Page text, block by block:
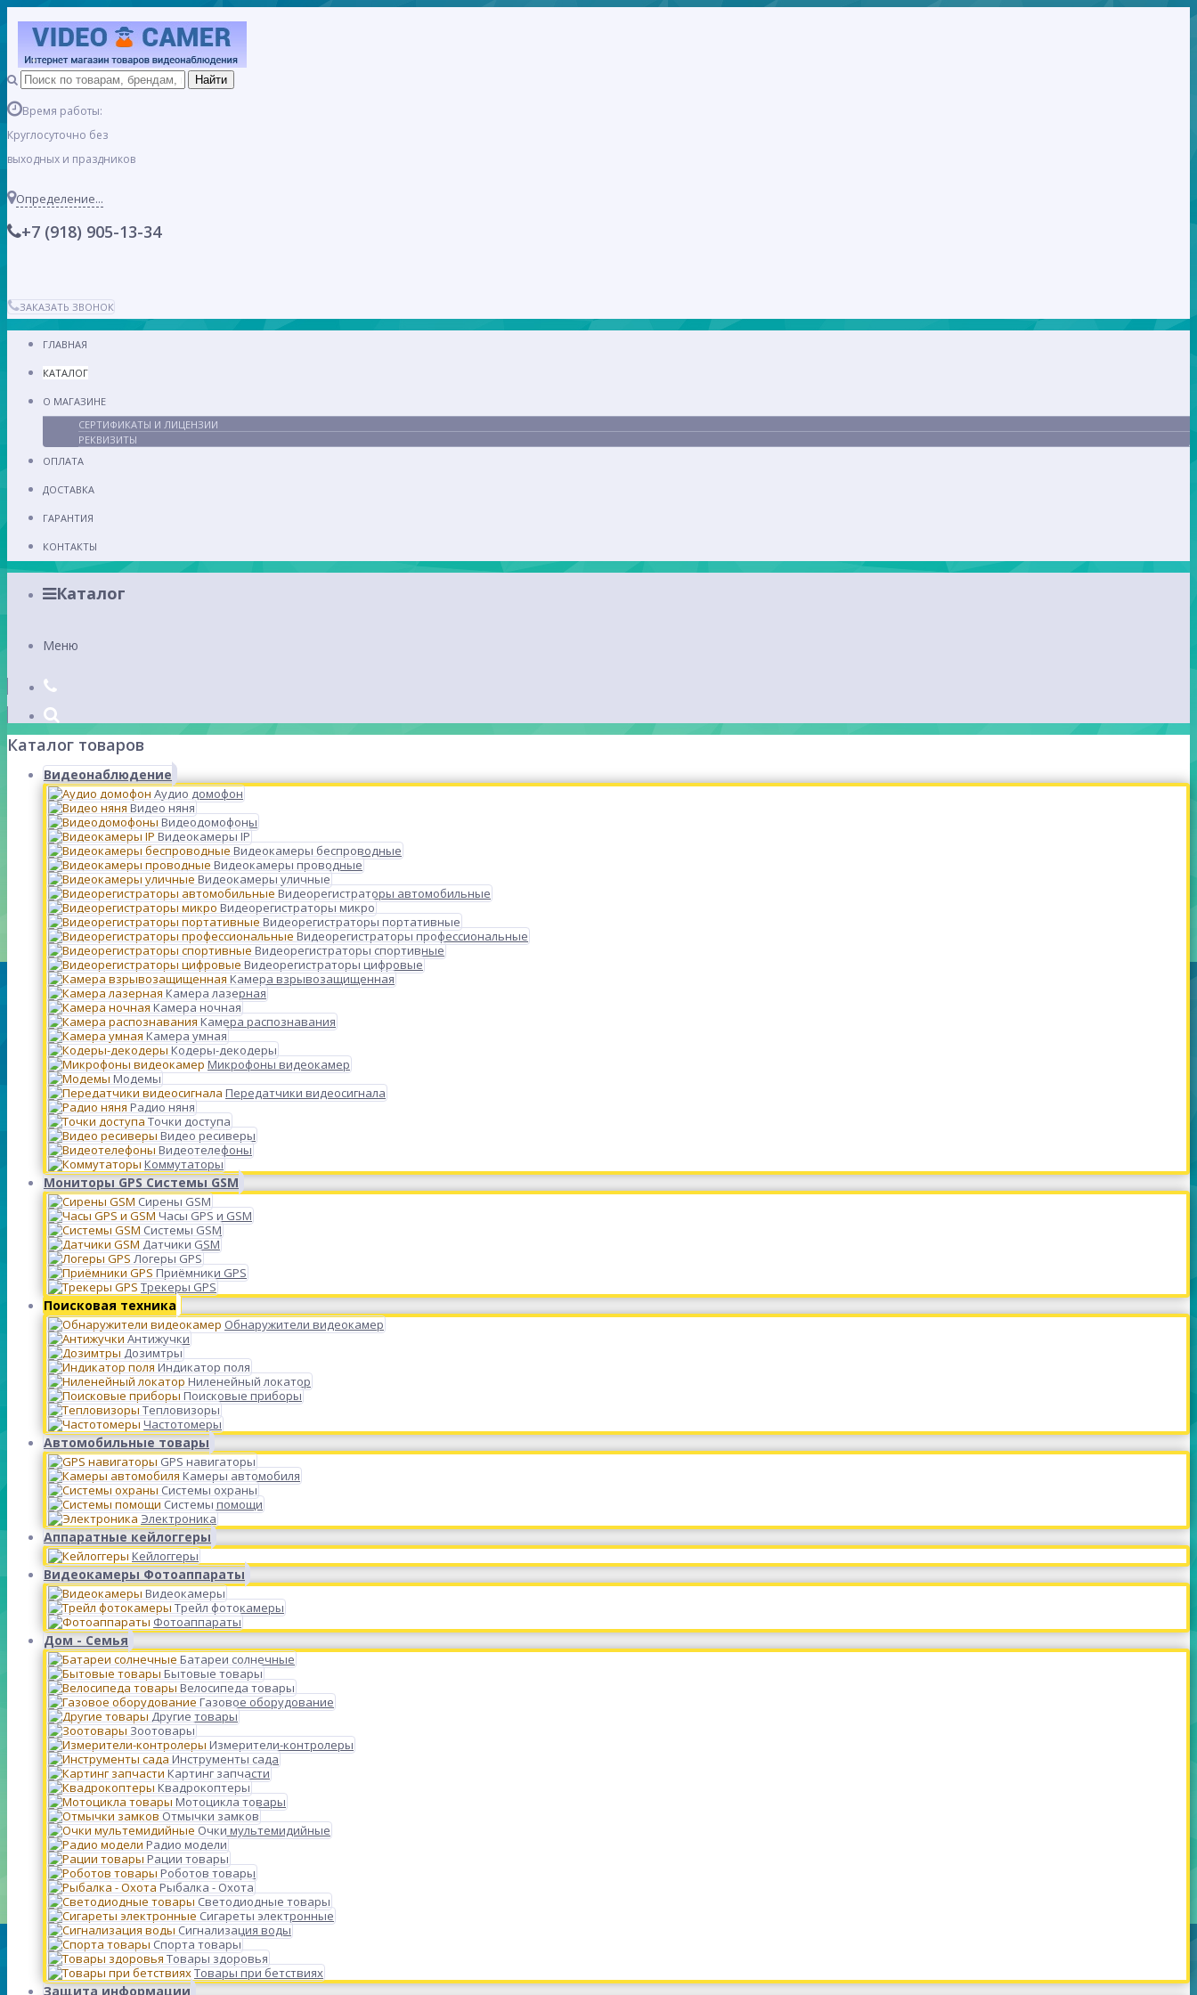
Время работы:
Круглосуточно без
выходных и праздников
Определение...
+7 (918) 905-13-34
ЗАКАЗАТЬ ЗВОНОК
ГЛАВНАЯ
КАТАЛОГ
О МАГАЗИНЕ
СЕРТИФИКАТЫ И ЛИЦЕНЗИИ
РЕКВИЗИТЫ
ОПЛАТА
ДОСТАВКА
ГАРАНТИЯ
КОНТАКТЫ
Каталог
Меню
Каталог товаров
Видеонаблюдение
Аудио домофон
Видео няня
Видеодомофоны
Видеокамеры IP
Видеокамеры беспроводные
Видеокамеры проводные
Видеокамеры уличные
Видеорегистраторы автомобильные
Видеорегистраторы микро
Видеорегистраторы портативные
Видеорегистраторы профессиональные
Видеорегистраторы спортивные
Видеорегистраторы цифровые
Камера взрывозащищенная
Камера лазерная
Камера ночная
Камера распознавания
Камера умная
Кодеры-декодеры
Микрофоны видеокамер
Модемы
Передатчики видеосигнала
Радио няня
Точки доступа
Видео ресиверы
Видеотелефоны
Коммутаторы
Мониторы GPS Системы GSM
Сирены GSM
Часы GPS и GSM
Системы GSM
Датчики GSM
Логеры GPS
Приёмники GPS
Трекеры GPS
Поисковая техника
Обнаружители видеокамер
Антижучки
Дозимтры
Индикатор поля
Ниленейный локатор
Поисковые приборы
Тепловизоры
Частотомеры
Автомобильные товары
GPS навигаторы
Камеры автомобиля
Системы охраны
Системы помощи
Электроника
Аппаратные кейлоггеры
Кейлоггеры
Видеокамеры Фотоаппараты
Видеокамеры
Трейл фотокамеры
Фотоаппараты
Дом - Семья
Батареи солнечные
Бытовые товары
Велосипеда товары
Газовое оборудование
Другие товары
Зоотовары
Измерители-контролеры
Инструменты сада
Картинг запчасти
Квадрокоптеры
Мотоцикла товары
Отмычки замков
Очки мультемидийные
Радио модели
Рации товары
Роботов товары
Рыбалка - Охота
Светодиодные товары
Сигареты электронные
Сигнализация воды
Спорта товары
Товары здоровья
Товары при бетствиях
Защита информации